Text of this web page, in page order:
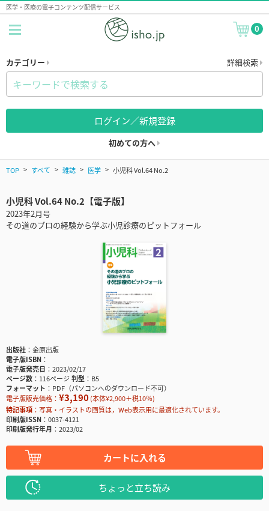
医学・医療の電子コンテンツ配信サービス
0
カテゴリー 詳細検索
ログイン／新規登録
初めての方へ
TOP すべて 雑誌 医学 小児科 Vol.64 No.2
小児科 Vol.64 No.2【電子版】
2023年2月号
その道のプロの経験から学ぶ小児診療のピットフォール
出版社
金原出版
電子版ISBN
電子版発売日
2023/02/17
ページ数
116ページ判型
B5
フォーマット
PDF（パソコンへのダウンロード不可）
電子版販売価格： ¥3,190(本体¥2,900＋税10％)
特記事項
写真・イラストの画質は，Web表示用に最適化されています。
印刷版ISSN
0037-4121
印刷版発行年月
2023/02
カートに入れる
ちょっと立ち読み